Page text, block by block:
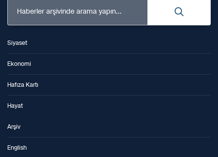
Haberler arşivinde arama yapın...
Siyaset
Ekonomi
Hafıza Kartı
Hayat
Arşiv
English